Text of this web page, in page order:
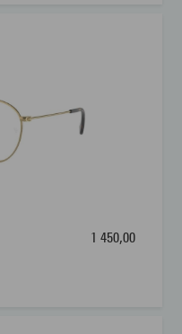
1 450,00